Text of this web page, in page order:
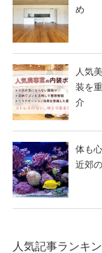
め
人気
装を
介
体も
近郊
人気記事ランキ